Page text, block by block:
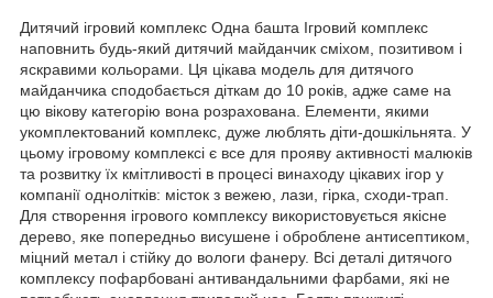
Дитячий ігровий комплекс Одна башта Ігровий комплекс
наповнить будь-який дитячий майданчик сміхом, позитивом і
яскравими кольорами. Ця цікава модель для дитячого
майданчика сподобається діткам до 10 років, адже саме на
цю вікову категорію вона розрахована. Елементи, якими
укомплектований комплекс, дуже люблять діти-дошкільнята. У
цьому ігровому комплексі є все для прояву активності малюків
та розвитку їх кмітливості в процесі винаходу цікавих ігор у
компанії однолітків: місток з вежею, лази, гірка, сходи-трап.
Для створення ігрового комплексу використовується якісне
дерево, яке попередньо висушене і оброблене антисептиком,
міцний метал і стійку до вологи фанеру. Всі деталі дитячого
комплексу пофарбовані антивандальними фарбами, які не